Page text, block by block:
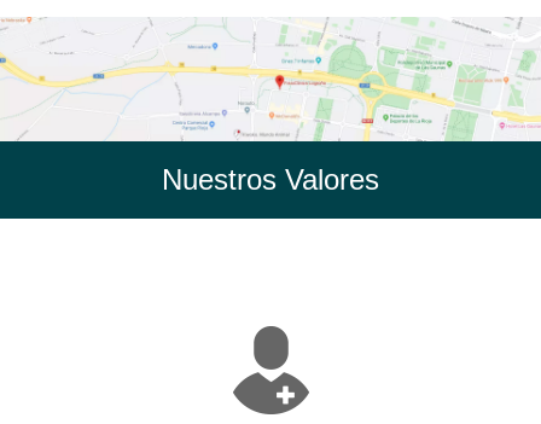
Nuestros Valores